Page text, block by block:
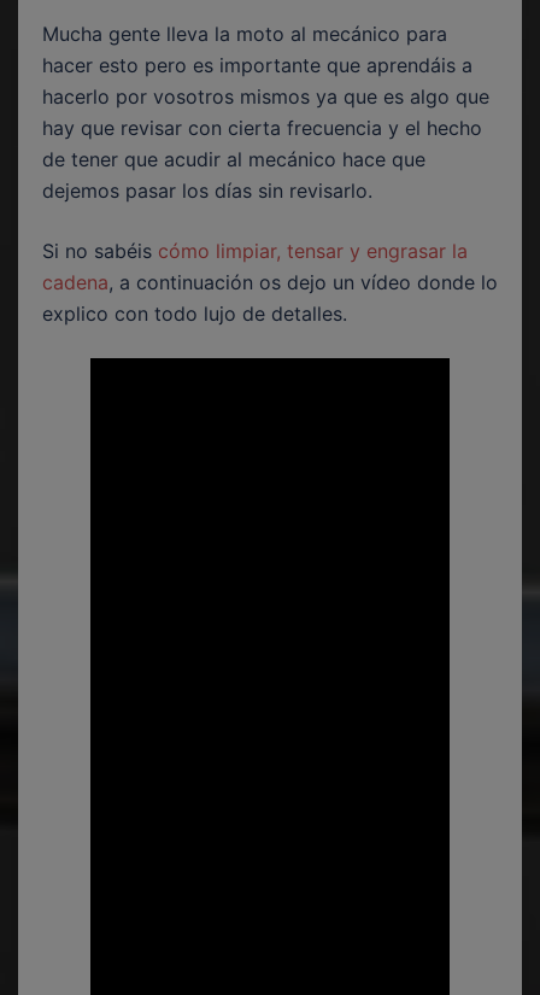
Mucha gente lleva la moto al mecánico para
hacer esto pero es importante que aprendáis a
hacerlo por vosotros mismos ya que es algo que
hay que revisar con cierta frecuencia y el hecho
de tener que acudir al mecánico hace que
dejemos pasar los días sin revisarlo.
Si no sabéis cómo limpiar, tensar y engrasar la
cadena, a continuación os dejo un vídeo donde lo
explico con todo lujo de detalles.